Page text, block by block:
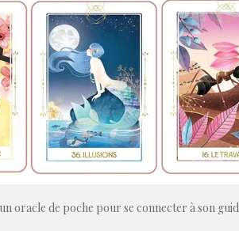
oracle de poche pour se connecter à son